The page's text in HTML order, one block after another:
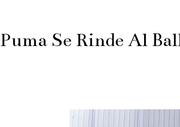
Puma Se Rinde Al